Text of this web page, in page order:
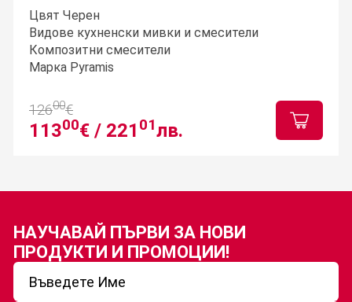
Цвят Черен
Видове кухненски мивки и смесители
Композитни смесители
Марка Pyramis
11300€ / 221 01лв.
12600€
НАУЧАВАЙ ПЪРВИ ЗА НОВИ
ПРОДУКТИ И ПРОМОЦИИ!